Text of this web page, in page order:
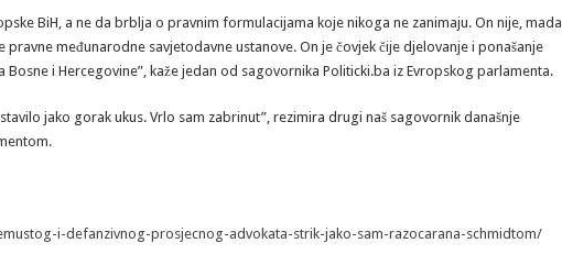
BiH, a ne da brblja o pravnim formulacijama koje nikoga ne zanimaju. On nije, mada
pravne međunarodne savjetodavne ustanove. On je čovjek čije djelovanje i ponašanje
i Hercegovine”, kaže jedan od sagovornika Politicki.ba iz Evropskog parlamenta.
jako gorak ukus. Vrlo sam zabrinut”, rezimira drugi naš sagovornik današnje
i-defanzivnog-prosjecnog-advokata-strik-jako-sam-razocarana-schmidtom/